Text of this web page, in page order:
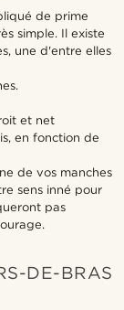
de prime
simple. Il existe
une d'entre elles
et net
en fonction de
de vos manches
sens inné pour
pas
DE-BRAS